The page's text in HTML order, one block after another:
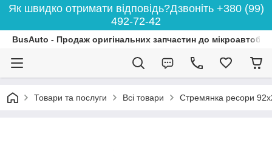
Як швидко отримати відповідь?Дзвоніть +380 (99)
492-72-42
BusAuto - Продаж оригінальних запчастин до
Товари та послуги Всі товари Стремянка ресори